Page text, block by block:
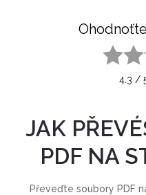
4.3 /
JAK
PDF NA
Převeďte soubory PDF